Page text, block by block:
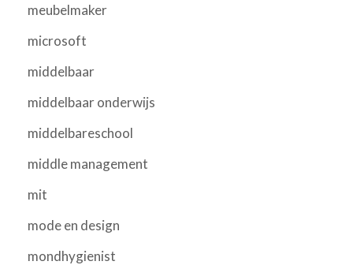
meubelmaker
microsoft
middelbaar
middelbaar onderwijs
middelbareschool
middle management
mit
mode en design
mondhygienist